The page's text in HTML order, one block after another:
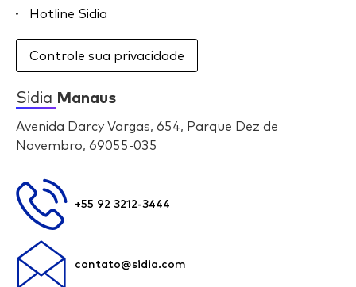
Hotline Sidia
Controle sua privacidade
Sidia Manaus
Avenida Darcy Vargas, 654, Parque Dez de
Novembro, 69055-035
+55 92 3212-3444
contato@sidia.com